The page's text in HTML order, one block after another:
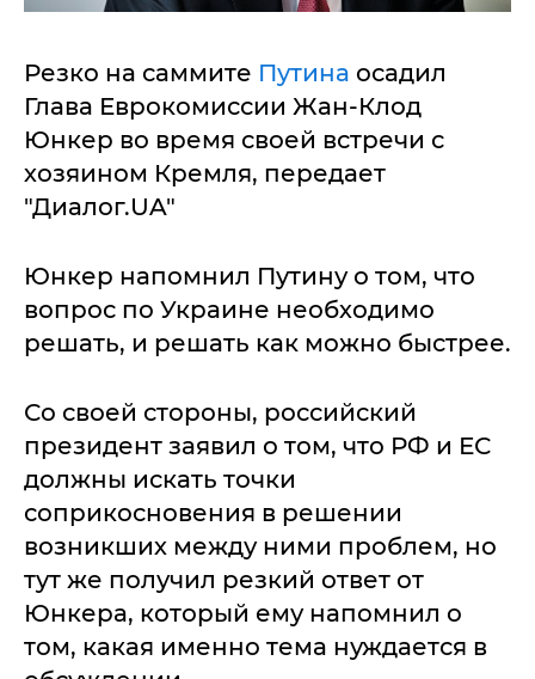
Резко на саммите Путина осадил
Глава Еврокомиссии Жан-Клод
Юнкер во время своей встречи с
хозяином Кремля, передает
"Диалог.UA"
Юнкер напомнил Путину о том, что
вопрос по Украине необходимо
решать, и решать как можно быстрее.
Со своей стороны, российский
президент заявил о том, что РФ и ЕС
должны искать точки
соприкосновения в решении
возникших между ними проблем, но
тут же получил резкий ответ от
Юнкера, который ему напомнил о
том, какая именно тема нуждается в